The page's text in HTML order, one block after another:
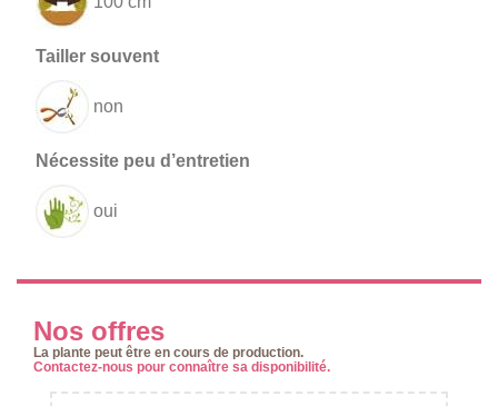
non
oui
Nos offres
La plante peut être en cours de production.
Contactez-nous pour connaître sa disponibilité.